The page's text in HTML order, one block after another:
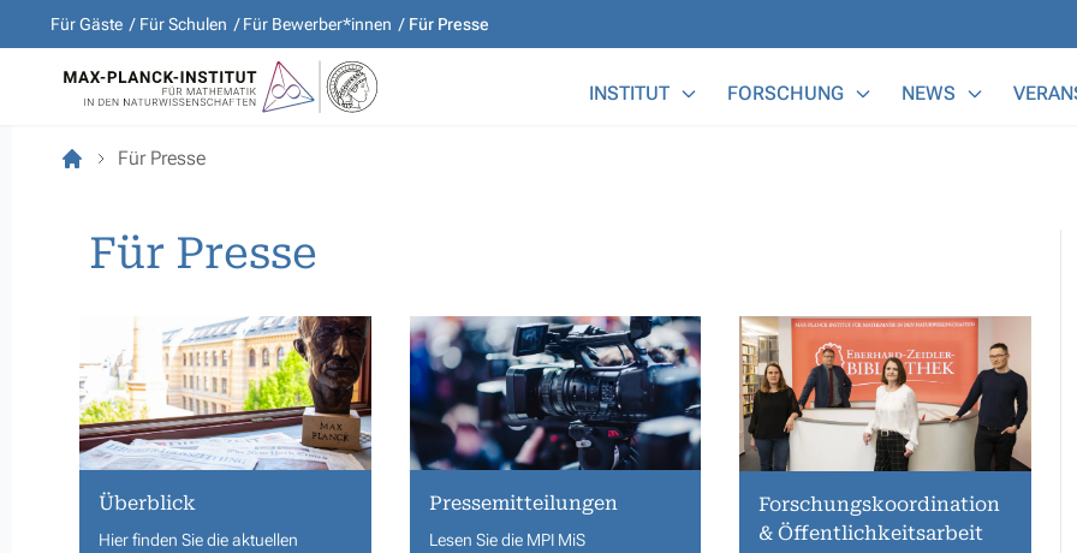
Für Gäste Für Schulen Für Bewerber*innen Für Presse
INSTITUT FORSCHUNG NEWS
Für Presse
Für Presse
Überblick
Hier finden Sie die aktuellen
Pressemitteilungen
Lesen Sie die MPI MiS
Forschungskoordination
& Öffentlichkeitsarbeit